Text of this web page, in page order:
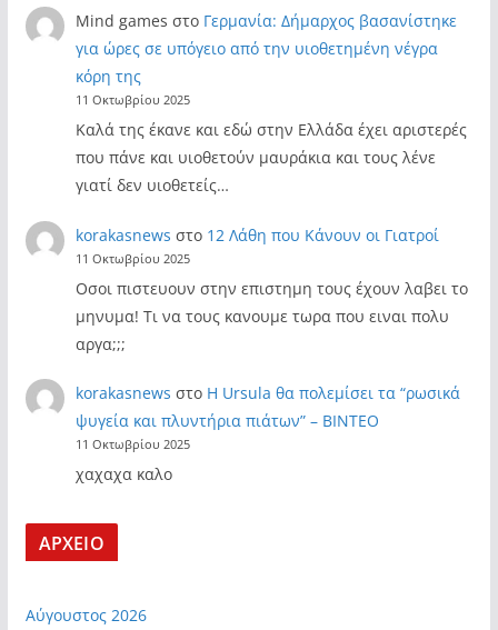
Mind games στο Γερμανία: Δήμαρχος βασανίστηκε
για ώρες σε υπόγειο από την υιοθετημένη νέγρα
κόρη της
11 Οκτωβρίου 2025
Καλά της έκανε και εδώ στην Ελλάδα έχει αριστερές
που πάνε και υιοθετούν μαυράκια και τους λένε
γιατί δεν υιοθετείς…
korakasnews στο 12 Λάθη που Κάνουν οι Γιατροί
11 Οκτωβρίου 2025
Οσοι πιστευουν στην επιστημη τους έχουν λαβει το
μηνυμα! Τι να τους κανουμε τωρα που ειναι πολυ
αργα;;;
korakasnews στο Η Ursula θα πολεμίσει τα “ρωσικά
ψυγεία και πλυντήρια πιάτων” – ΒΙΝΤΕΟ
11 Οκτωβρίου 2025
χαχαχα καλο
ΑΡΧΕΙΟ
Αύγουστος 2026